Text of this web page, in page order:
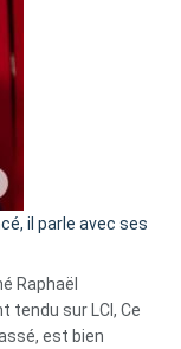
il parle avec ses
Raphaël
tendu sur LCI, Ce
est bien